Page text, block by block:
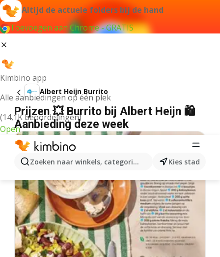
Altijd de actuele folders bij de hand
Toevoegen aan Chrome - GRATIS
Kimbino app
Alle aanbiedingen op één plek
(14,1K beoordelingen)
Open
Zoeken naar winkels, categorieën, producten...
Kies stad
Albert Heijn Burrito
Prijzen 💥 Burrito bij Albert Heijn 🛍️
Aanbieding deze week